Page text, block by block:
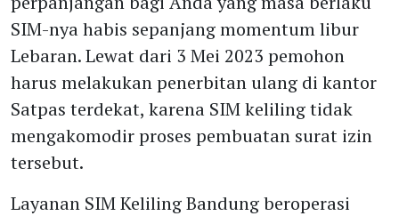
SIM-nya habis sepanjang momentum libur
Lebaran. Lewat dari 3 Mei 2023 pemohon
harus melakukan penerbitan ulang di kantor
Satpas terdekat, karena SIM keliling tidak
mengakomodir proses pembuatan surat izin
tersebut.
Layanan SIM Keliling Bandung beroperasi